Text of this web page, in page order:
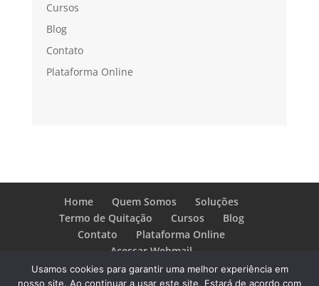
Cursos
Blog
Contato
Plataforma Online
Home Quem Somos
Soluções
Termo de Quitação
Cursos
Blog
Contato
Plataforma Online
Acessar Webmail
Usamos cookies para garantir uma melhor experiência em
nosso site. Ao continuar a usar este site, Estará de acordo com